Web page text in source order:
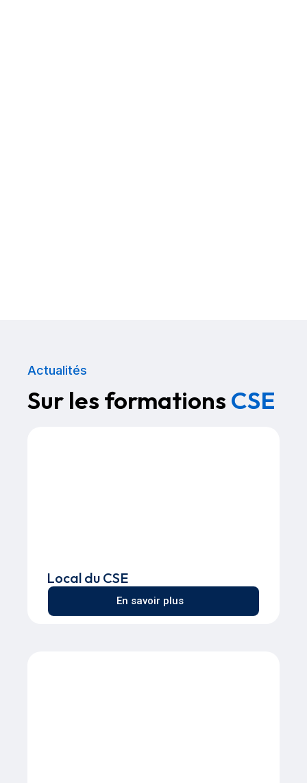
Actualités
Sur les formations CSE
Local du CSE
En savoir plus